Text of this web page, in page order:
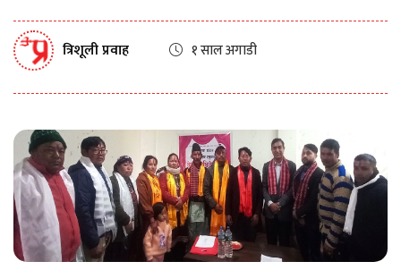
त्रिशूली प्रवाह १ साल अगाडी